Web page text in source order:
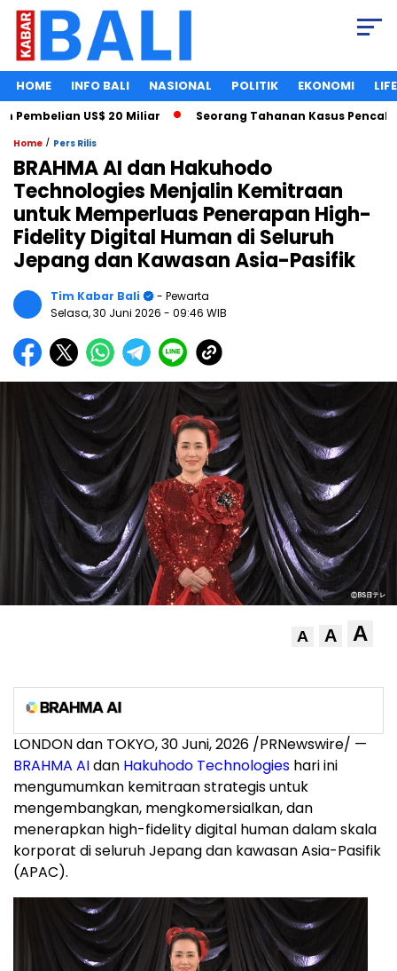
HOME INFO BALI NASIONAL POLITIK EKONOMI
US$ 20 Miliar Seorang Tahanan Kasus Pencabulan
Home / Pers Rilis
BRAHMA AI dan Hakuhodo
Technologies Menjalin Kemitraan
untuk Memperluas Penerapan High-
Fidelity Digital Human di Seluruh
Jepang dan Kawasan Asia-Pasifik
Tim Kabar Bali
- Pewarta
Selasa, 30 Juni 2026 - 09:46 WIB
A A A
LONDON dan TOKYO,30 Juni, 2026 /PRNewswire/ —
BRAHMA AIdan Hakuhodo Technologies hari ini
mengumumkan kemitraan strategis untuk
mengembangkan, mengkomersialkan, dan
menerapkan high-fidelity digital human dalam skala
korporat di seluruh Jepang dan kawasan Asia-Pasifik
(APAC).